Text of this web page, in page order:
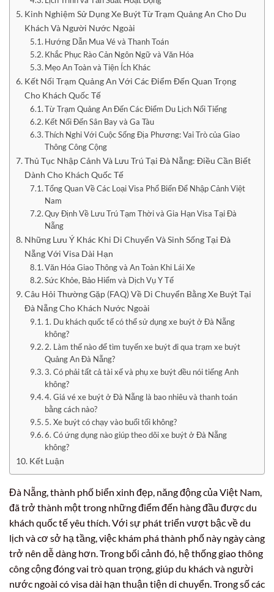
Kinh Nghiệm Sử Dụng Xe Buýt Từ Trạm Quảng An Cho Du
Khách Và Người Nước Ngoài
Hướng Dẫn Mua Vé và Thanh Toán
Khắc Phục Rào Cản Ngôn Ngữ và Văn Hóa
Mẹo An Toàn và Tiện Ích Khác
Kết Nối Trạm Quảng An Với Các Điểm Đến Quan Trọng
Cho Khách Quốc Tế
Từ Trạm Quảng An Đến Các Điểm Du Lịch Nổi Tiếng
Kết Nối Đến Sân Bay và Ga Tàu
Thích Nghi Với Cuộc Sống Địa Phương: Vai Trò của Giao
Thông Công Cộng
Thủ Tục Nhập Cảnh Và Lưu Trú Tại Đà Nẵng: Điều Cần Biết
Dành Cho Khách Quốc Tế
Tổng Quan Về Các Loại Visa Phổ Biến Để Nhập Cảnh Việt
Nam
Quy Định Về Lưu Trú Tạm Thời và Gia Hạn Visa Tại Đà
Nẵng
Những Lưu Ý Khác Khi Di Chuyển Và Sinh Sống Tại Đà
Nẵng Với Visa Dài Hạn
Văn Hóa Giao Thông và An Toàn Khi Lái Xe
Sức Khỏe, Bảo Hiểm và Dịch Vụ Y Tế
Câu Hỏi Thường Gặp (FAQ) Về Di Chuyển Bằng Xe Buýt Tại
Đà Nẵng Cho Khách Nước Ngoài
1. Du khách quốc tế có thể sử dụng xe buýt ở Đà Nẵng
không?
2. Làm thế nào để tìm tuyến xe buýt đi qua trạm xe buýt
Quảng An Đà Nẵng?
3. Có phải tất cả tài xế và phụ xe buýt đều nói tiếng Anh
không?
4. Giá vé xe buýt ở Đà Nẵng là bao nhiêu và thanh toán
bằng cách nào?
5. Xe buýt có chạy vào buổi tối không?
6. Có ứng dụng nào giúp theo dõi xe buýt ở Đà Nẵng
không?
Kết Luận
Đà Nẵng, thành phố biển xinh đẹp, năng động của Việt Nam,
đã trở thành một trong những điểm đến hàng đầu được du
khách quốc tế yêu thích. Với sự phát triển vượt bậc về du
lịch và cơ sở hạ tầng, việc khám phá thành phố này ngày càng
trở nên dễ dàng hơn. Trong bối cảnh đó, hệ thống giao thông
công cộng đóng vai trò quan trọng, giúp du khách và người
nước ngoài có visa dài hạn thuận tiện di chuyển. Trong số các